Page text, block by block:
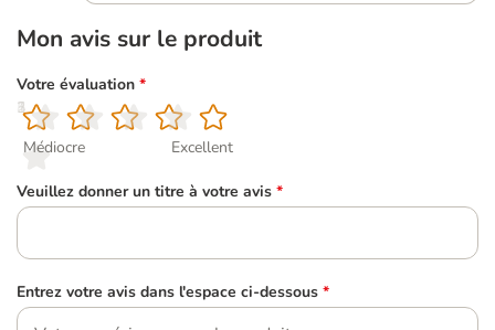
Mon avis sur le produit
Votre évaluation *
1
Médiocre
2
3
4
5
Excellent
Veuillez donner un titre à votre avis *
Entrez votre avis dans l'espace ci-dessous *